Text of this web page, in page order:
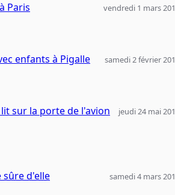
Paris vendredi 1 mars
enfants à Pigalle samedi 2 février
sur la porte de l'avion
jeudi 24 mai
sûre d'elle samedi 4 mars